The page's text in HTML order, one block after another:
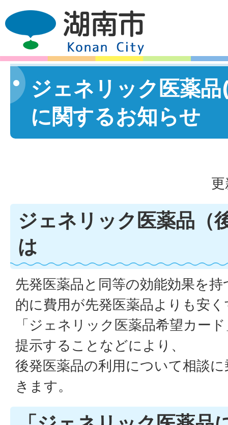
ジェネリック医薬
に関するお知らせ
ジェネリック医薬品（
は
先発医薬品と同等の効能効果を
的に費用が先発医薬品よりも安
「ジェネリック医薬品希望カー
提示することなどにより、
後発医薬品の利用について相談
きます。